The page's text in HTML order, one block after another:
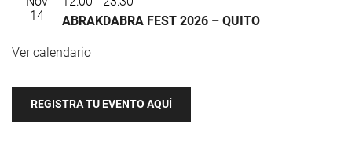
14
ABRAKDABRA FEST 2026 – QUITO
Ver calendario
REGISTRA TU EVENTO AQUÍ